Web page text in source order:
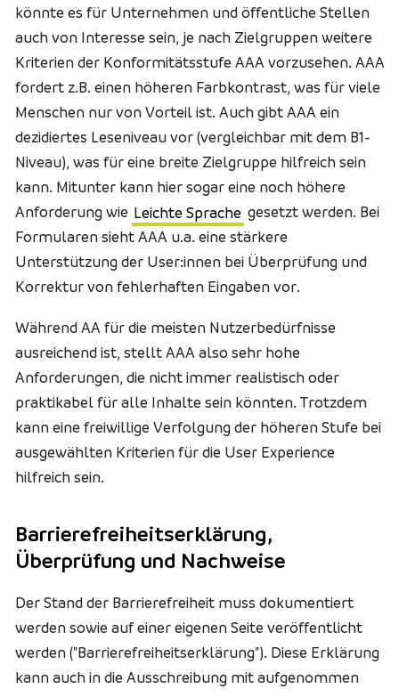
könnte es für Unternehmen und öffentliche Stellen
auch von Interesse sein, je nach Zielgruppen weitere
Kriterien der Konformitätsstufe AAA vorzusehen. AAA
fordert z.B. einen höheren Farbkontrast, was für viele
Menschen nur von Vorteil ist. Auch gibt AAA ein
dezidiertes Leseniveau vor (vergleichbar mit dem B1-
Niveau), was für eine breite Zielgruppe hilfreich sein
kann. Mitunter kann hier sogar eine noch höhere
Anforderung wie Leichte Sprache gesetzt werden. Bei
Formularen sieht AAA u.a. eine stärkere
Unterstützung der User:innen bei Überprüfung und
Korrektur von fehlerhaften Eingaben vor.
Während AA für die meisten Nutzerbedürfnisse
ausreichend ist, stellt AAA also sehr hohe
Anforderungen, die nicht immer realistisch oder
praktikabel für alle Inhalte sein könnten. Trotzdem
kann eine freiwillige Verfolgung der höheren Stufe bei
ausgewählten Kriterien für die User Experience
hilfreich sein.
Barrierefreiheitserklärung,
Überprüfung und Nachweise
Der Stand der Barrierefreiheit muss dokumentiert
werden sowie auf einer eigenen Seite veröffentlicht
werden ("Barrierefreiheitserklärung"). Diese Erklärung
kann auch in die Ausschreibung mit aufgenommen